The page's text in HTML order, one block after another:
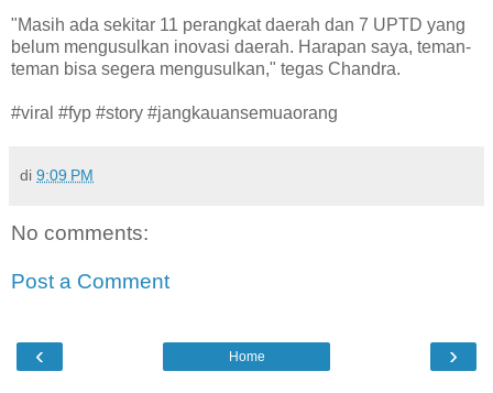
"Masih ada sekitar 11 perangkat daerah dan 7 UPTD yang
belum mengusulkan inovasi daerah. Harapan saya, teman-
teman bisa segera mengusulkan," tegas Chandra.
#viral #fyp #story #jangkauansemuaorang
di 9:09 PM
No comments:
Post a Comment
‹ ›
Home